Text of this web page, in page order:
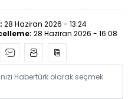
28 Haziran 2026 - 13:24
28 Haziran 2026 - 16:08
Habertürk olarak seçmek